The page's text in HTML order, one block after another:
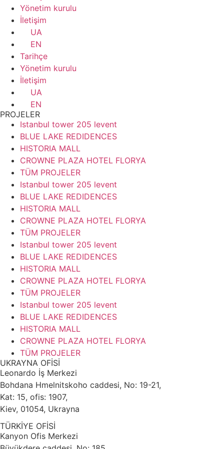
Yönetim kurulu
İletişim
UA
EN
Tarihçe
Yönetim kurulu
İletişim
UA
EN
PROJELER
Istanbul tower 205 levent
BLUE LAKE REDIDENCES
HISTORIA MALL
CROWNE PLAZA HOTEL FLORYA
TÜM PROJELER
Istanbul tower 205 levent
BLUE LAKE REDIDENCES
HISTORIA MALL
CROWNE PLAZA HOTEL FLORYA
TÜM PROJELER
Istanbul tower 205 levent
BLUE LAKE REDIDENCES
HISTORIA MALL
CROWNE PLAZA HOTEL FLORYA
TÜM PROJELER
Istanbul tower 205 levent
BLUE LAKE REDIDENCES
HISTORIA MALL
CROWNE PLAZA HOTEL FLORYA
TÜM PROJELER
UKRAYNA OFİSİ
Leonardo İş Merkezi
Bohdana Hmelnitskoho caddesi, No: 19-21,
Kat: 15, ofis: 1907,
Kiev, 01054, Ukrayna
TÜRKİYE OFİSİ
Kanyon Ofis Merkezi